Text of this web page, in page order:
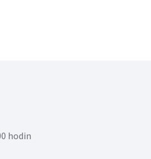
hodin